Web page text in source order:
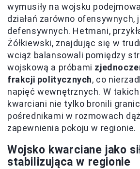
wymusiły na wojsku
działań zarówno ofensywnych,
defensywnych. Hetmani,
Żółkiewski, znajdując się w
wciąż balansowali pomiędzy
wojskową a próbami
frakcji politycznych, co
napięć wewnętrznych. W
kwarciani nie tylko bronili
pośrednikami w rozmowach
zapewnienia pokoju w regionie.
Wojsko kwarciane jako
stabilizująca w regionie